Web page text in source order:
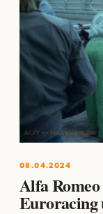
08.04.2024
Alfa
Euroracing